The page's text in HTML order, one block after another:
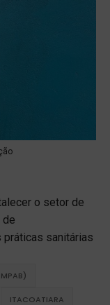
o setor de
de
práticas sanitárias
ITACOATIARA